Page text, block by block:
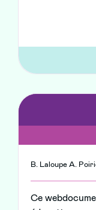
B. Laloupe A.
Ce